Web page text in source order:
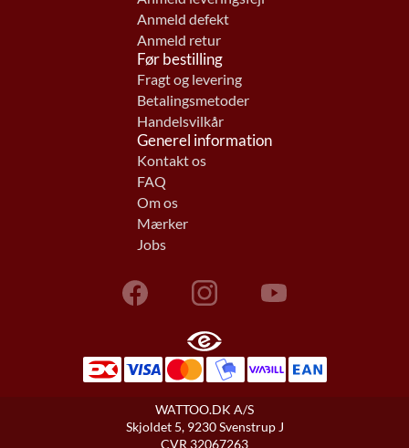
Anmeld defekt
Anmeld retur
Før bestilling
Fragt og levering
Betalingsmetoder
Handelsvilkår
Generel information
Kontakt os
FAQ
Om os
Mærker
Jobs
WATTOO.DK A/S
Skjoldet 5, 9230 Svenstrup J
CVR 32067263